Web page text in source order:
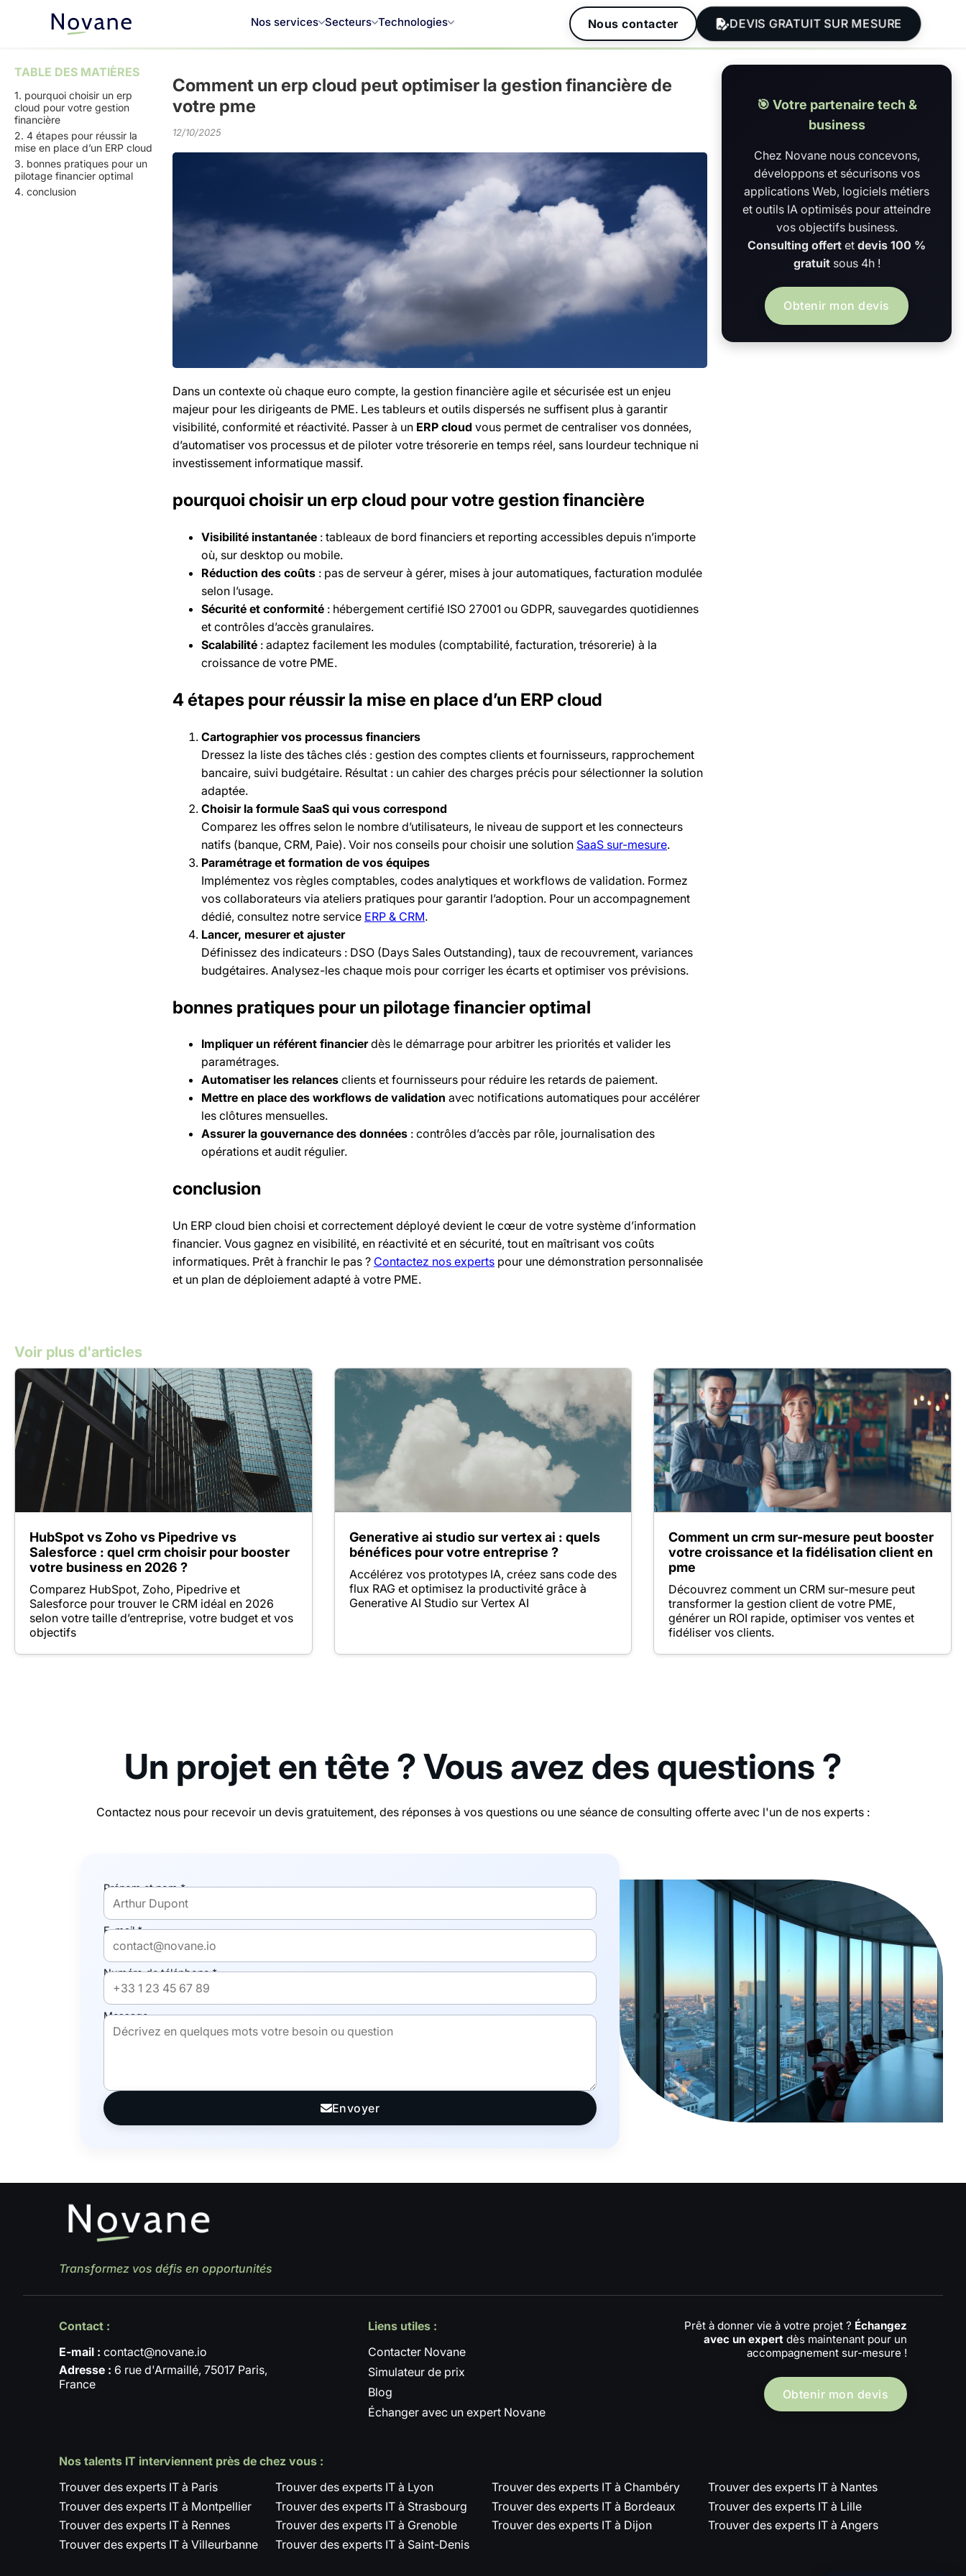
Nos services Secteurs Technologies Nous contacter DEVIS GRATUIT SUR MESURE
TABLE DES MATIÈRES
1. pourquoi choisir un erp
cloud pour votre gestion
financière
2. 4 étapes pour réussir la
mise en place d’un ERP cloud
3. bonnes pratiques pour un
pilotage financier optimal
4. conclusion
Comment un erp cloud peut optimiser la gestion financière de
votre pme
12/10/2025
Dans un contexte où chaque euro compte, la gestion financière agile et sécurisée est un enjeu
majeur pour les dirigeants de PME. Les tableurs et outils dispersés ne suffisent plus à garantir
visibilité, conformité et réactivité. Passer à un ERP cloud vous permet de centraliser vos données,
d’automatiser vos processus et de piloter votre trésorerie en temps réel, sans lourdeur technique ni
investissement informatique massif.
pourquoi choisir un erp cloud pour votre gestion financière
Visibilité instantanée : tableaux de bord financiers et reporting accessibles depuis n’importe
où, sur desktop ou mobile.
Réduction des coûts : pas de serveur à gérer, mises à jour automatiques, facturation modulée
selon l’usage.
Sécurité et conformité : hébergement certifié ISO 27001 ou GDPR, sauvegardes quotidiennes
et contrôles d’accès granulaires.
Scalabilité : adaptez facilement les modules (comptabilité, facturation, trésorerie) à la
croissance de votre PME.
4 étapes pour réussir la mise en place d’un ERP cloud
Cartographier vos processus financiers
Dressez la liste des tâches clés : gestion des comptes clients et fournisseurs, rapprochement
bancaire, suivi budgétaire. Résultat : un cahier des charges précis pour sélectionner la solution
adaptée.
Choisir la formule SaaS qui vous correspond
Comparez les offres selon le nombre d’utilisateurs, le niveau de support et les connecteurs
natifs (banque, CRM, Paie). Voir nos conseils pour choisir une solution SaaS sur-mesure.
Paramétrage et formation de vos équipes
Implémentez vos règles comptables, codes analytiques et workflows de validation. Formez
vos collaborateurs via ateliers pratiques pour garantir l’adoption. Pour un accompagnement
dédié, consultez notre service ERP & CRM.
Lancer, mesurer et ajuster
Définissez des indicateurs : DSO (Days Sales Outstanding), taux de recouvrement, variances
budgétaires. Analysez-les chaque mois pour corriger les écarts et optimiser vos prévisions.
bonnes pratiques pour un pilotage financier optimal
Impliquer un référent financierdès le démarrage pour arbitrer les priorités et valider les
paramétrages.
Automatiser les relances clients et fournisseurs pour réduire les retards de paiement.
Mettre en place des workflows de validation avec notifications automatiques pour accélérer
les clôtures mensuelles.
Assurer la gouvernance des données : contrôles d’accès par rôle, journalisation des
opérations et audit régulier.
conclusion
Un ERP cloud bien choisi et correctement déployé devient le cœur de votre système d’information
financier. Vous gagnez en visibilité, en réactivité et en sécurité, tout en maîtrisant vos coûts
informatiques. Prêt à franchir le pas ? Contactez nos experts pour une démonstration personnalisée
et un plan de déploiement adapté à votre PME.
🎯 Votre partenaire tech &
business
Chez Novane nous concevons,
développons et sécurisons vos
applications Web, logiciels métiers
et outils IA optimisés pour atteindre
vos objectifs business.
Consulting offert et devis 100 %
gratuitsous 4h !
Obtenir mon devis
Voir plus d'articles
HubSpot vs Zoho vs Pipedrive vs
Salesforce : quel crm choisir pour booster
votre business en 2026 ?
Comparez HubSpot, Zoho, Pipedrive et
Salesforce pour trouver le CRM idéal en 2026
selon votre taille d’entreprise, votre budget et vos
objectifs
Generative ai studio sur vertex ai : quels
bénéfices pour votre entreprise ?
Accélérez vos prototypes IA, créez sans code des
flux RAG et optimisez la productivité grâce à
Generative AI Studio sur Vertex AI
Comment un crm sur-mesure peut booster
votre croissance et la fidélisation client en
pme
Découvrez comment un CRM sur-mesure peut
transformer la gestion client de votre PME,
générer un ROI rapide, optimiser vos ventes et
fidéliser vos clients.
Un projet en tête ? Vous avez des questions ?
Contactez nous pour recevoir un devis gratuitement, des réponses à vos questions ou une séance de consulting offerte avec l'un de nos experts :
Prénom et nom *
E-mail *
Numéro de téléphone *
Message
Envoyer
Transformez vos défis en opportunités
Contact :
E-mail : contact@novane.io
Adresse : 6 rue d'Armaillé, 75017 Paris,
France
Liens utiles :
Contacter Novane
Simulateur de prix
Blog
Échanger avec un expert Novane
Prêt à donner vie à votre projet ? Échangez
avec un expert dès maintenant pour un
accompagnement sur-mesure !
Obtenir mon devis
Nos talents IT interviennent près de chez vous :
Trouver des experts IT à Paris
Trouver des experts IT à Lyon Trouver des experts IT à Chambéry
Trouver des experts IT à Nantes
Trouver des experts IT à Montpellier
Trouver des experts IT à Strasbourg Trouver des experts IT à Bordeaux
Trouver des experts IT à Lille
Trouver des experts IT à Rennes
Trouver des experts IT à Grenoble Trouver des experts IT à Dijon
Trouver des experts IT à Angers
Trouver des experts IT à Villeurbanne
Trouver des experts IT à Saint-Denis